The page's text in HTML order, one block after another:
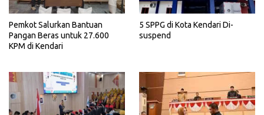
Pemkot Salurkan Bantuan
Pangan Beras untuk 27.600
KPM di Kendari
5 SPPG di Kota Kendari Di-
suspend